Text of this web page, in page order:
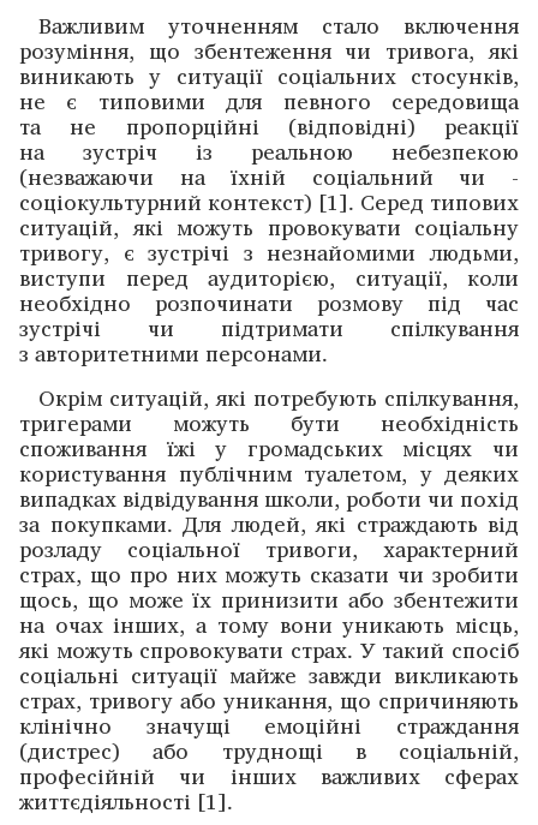
Важливим уточненням стало включення
розуміння, що збентеження чи тривога, які
виникають у ситуації соціальних стосунків,
не є типовими для певного ­середовища
та не пропорційні (відповідні) реакції
на зустріч із реальною небезпекою
(незважаючи на їхній соціальний чи ­
соціокультурний контекст) [1]. Серед типових
ситуацій, які можуть провокувати соціальну
тривогу, є зустрічі з незнайомими людьми,
виступи перед аудиторією, ситуації, коли
необхідно розпочинати розмову під час
зустрічі чи підтримати спілкування
з авторитетними персонами.
Окрім ситуацій, які потребують спілкування,
тригерами можуть бути необхідність
споживання їжі у громадських місцях чи
користування публічним туалетом, у деяких
випадках відвідування школи, роботи чи похід
за покупками. Для людей, які страждають від
розладу соці­альної тривоги, характерний
страх, що про них можуть сказати чи зробити
щось, що може їх принизити або збентежити
на очах інших, а тому вони уника­ють місць,
які можуть спровокувати страх. У такий ­спосіб
­соціальні ситуації майже завжди викликають
страх, тривогу або уникання, що спричиняють
клінічно значущі емоційні страждання
(дистрес) або труднощі в соціальній,
професійній чи інших важливих сферах
життєдіяльності [1].